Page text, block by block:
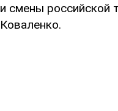
и смены российской
Коваленко.